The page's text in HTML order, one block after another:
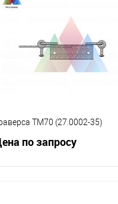
Под заказ
ТМ70 (27.0002-35)
по запросу